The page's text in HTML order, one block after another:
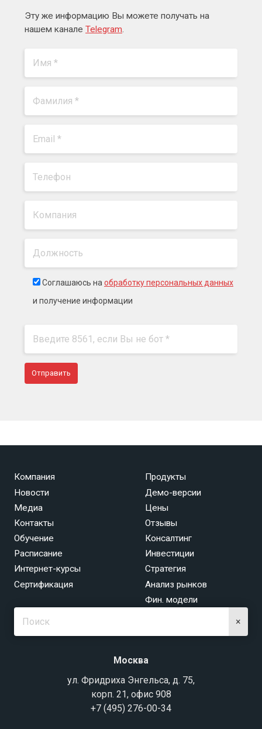
Эту же информацию Вы можете получать на
нашем канале Telegram.
Соглашаюсь на обработку персональных данных
и получение информации
Компания
Новости
Медиа
Контакты
Продукты
Демо-версии
Цены
Отзывы
Обучение
Расписание
Интернет-курсы
Сертификация
Консалтинг
Инвестиции
Стратегия
Анализ рынков
Фин. модели
×
Москва
ул. Фридриха Энгельса, д. 75,
корп. 21, офис 908
+7 (495) 276-00-34